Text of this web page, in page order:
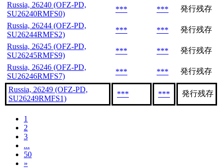
Russia, 26240 (OFZ-PD,
SU26240RMFS0)
*** ***
発行残存
Russia, 26244 (OFZ-PD,
SU26244RMFS2)
*** ***
発行残存
Russia, 26245 (OFZ-PD,
SU26245RMFS9)
*** ***
発行残存
Russia, 26246 (OFZ-PD,
SU26246RMFS7)
*** *** 発行残存
Russia, 26249 (OFZ-PD,
SU26249RMFS1)
*** *** 発行残存
1
2
3
...
50
»